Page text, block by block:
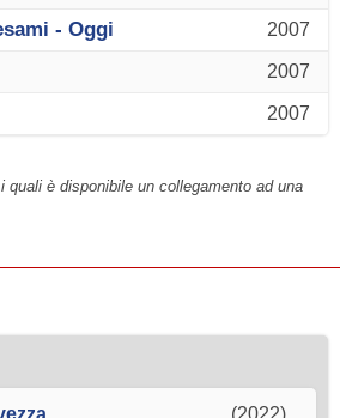
2007
- Oggi
2007
2007
è disponibile un collegamento ad una
(2022)